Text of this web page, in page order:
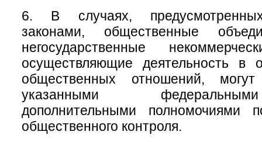
6. В случаях,
законами, общественные
негосударственные
осуществляющие деятельность в
общественных отношений,
указанными
дополнительными полномочиями
общественного контроля.